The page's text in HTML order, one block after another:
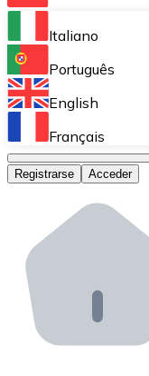
Bitnovo Ramp
Integra
Bitnovo Giftcards
Bitnovo OTC
Bitnovo ATM
Integra un
Bitnovo API
Integra nuestra
Italiano
Português
English
Français
Registrarse Acceder